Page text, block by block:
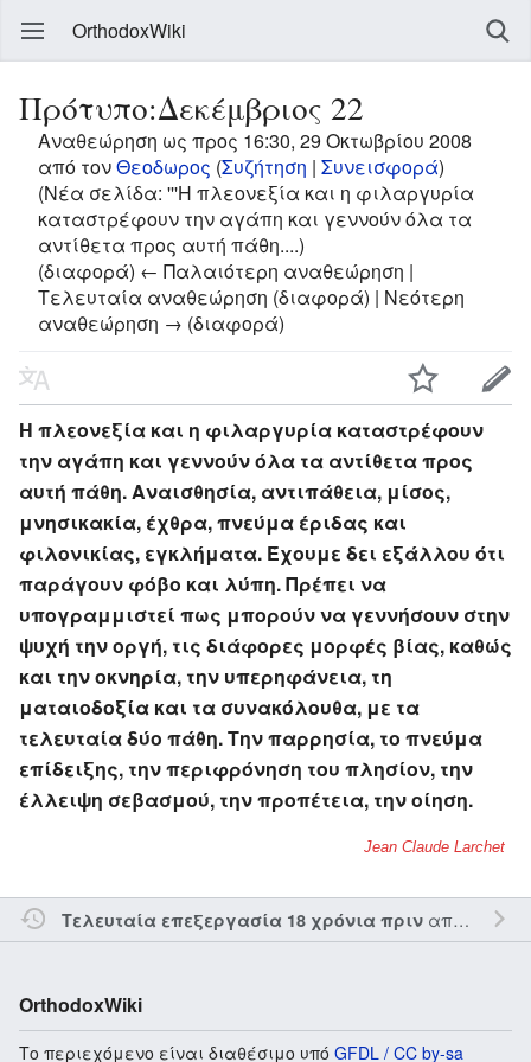
OrthodoxWiki
Πρότυπο:Δεκέμβριος 22
Αναθεώρηση ως προς 16:30, 29 Οκτωβρίου 2008
από τονΘεοδωρος (Συζήτηση | Συνεισφορά)
(Νέα σελίδα: '''Η πλεονεξία και η φιλαργυρία
καταστρέφουν την αγάπη και γεννούν όλα τα
αντίθετα προς αυτή πάθη....)
(διαφορά) ← Παλαιότερη αναθεώρηση |
Τελευταία αναθεώρηση (διαφορά) | Νεότερη
αναθεώρηση → (διαφορά)
Η πλεονεξία και η φιλαργυρία καταστρέφουν
την αγάπη και γεννούν όλα τα αντίθετα προς
αυτή πάθη. Αναισθησία, αντιπάθεια, μίσος,
μνησικακία, έχθρα, πνεύμα έριδας και
φιλονικίας, εγκλήματα. Έχουμε δει εξάλλου ότι
παράγουν φόβο και λύπη. Πρέπει να
υπογραμμιστεί πως μπορούν να γεννήσουν στην
ψυχή την οργή, τις διάφορες μορφές βίας, καθώς
και την οκνηρία, την υπερηφάνεια, τη
ματαιοδοξία και τα συνακόλουθα, με τα
τελευταία δύο πάθη. Την παρρησία, το πνεύμα
επίδειξης, την περιφρόνηση του πλησίον, την
έλλειψη σεβασμού, την προπέτεια, την οίηση.
Jean Claude Larchet
Τελευταία επεξεργασία 18 χρόνια πριναπό τον την
OrthodoxWiki
Το περιεχόμενο είναι διαθέσιμο υπό GFDL / CC by-sa